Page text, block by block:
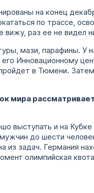
на конец
по трассе,
раз ее не видел
мази, парафины. У
Инновационному
в Тюмени.
мира
выступать и на
до шести
из задач. Германия
олимпийская